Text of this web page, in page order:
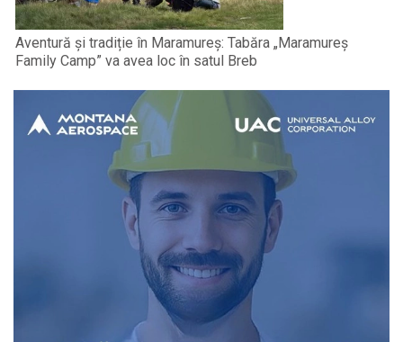
Aventură și tradiție în Maramureș: Tabăra „Maramureș
Family Camp” va avea loc în satul Breb